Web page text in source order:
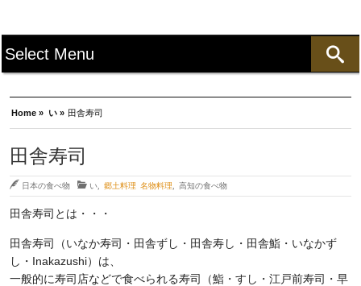
Home » い » 田舎寿司
田舎寿司
日本の食べ物 い 郷土料理 名物料理 高知の食べ物
田舎寿司とは・・・
田舎寿司（いなか寿司・田舎ずし・田舎寿し・田舎鮨・いなかず
し・Inakazushi）は、
一般的に寿司店などで食べられる寿司（鮨・すし・江戸前寿司・早